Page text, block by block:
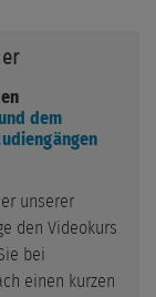
dem
unserer
den Videokurs
bei
einen kurzen